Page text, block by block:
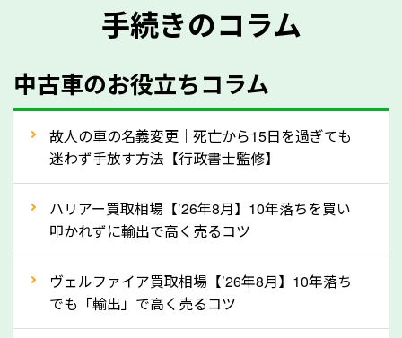
メーカー／車種
型式／グレード
走行距離（例：約〇万キロ）
車検の満了日
内装や外装の状態
定を行い高価買取価格をつけやすくなります。
ってきます！
自動車税の還付金は、先に年払いしていた自動車税が
手続きのコラム
中古車のお役立ちコラム
故人の車の名義変更｜死亡から15日を過ぎても
迷わず手放す方法【行政書士監修】
ハリアー買取相場【’26年8月】10年落ちを買い
叩かれずに輸出で高く売るコツ
ヴェルファイア買取相場【’26年8月】10年落ち
でも「輸出」で高く売るコツ